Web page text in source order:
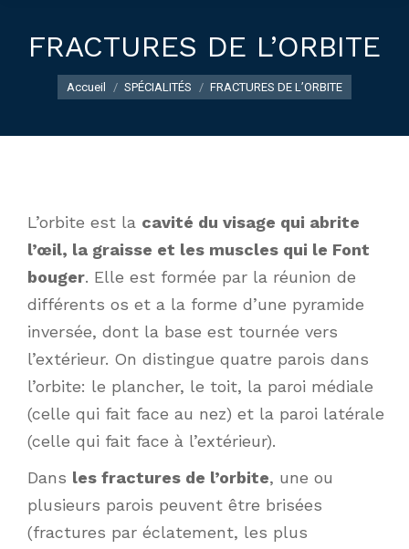
FRACTURES DE L’ORBITE
Vous êtes ici :
Accueil SPÉCIALITÉS FRACTURES DE L’ORBITE
L’orbite est la cavité du visage qui abrite
l’œil, la graisse et les muscles qui le Font
bouger. Elle est formée par la réunion de
différents os et a la forme d’une pyramide
inversée, dont la base est tournée vers
l’extérieur. On distingue quatre parois dans
l’orbite: le plancher, le toit, la paroi médiale
(celle qui fait face au nez) et la paroi latérale
(celle qui fait face à l’extérieur).
Dans les fractures de l’orbite, une ou
plusieurs parois peuvent être brisées
(fractures par éclatement, les plus